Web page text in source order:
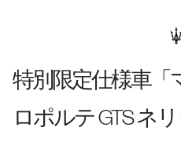
特別限定仕様車「
ロポルテ GTS ネ